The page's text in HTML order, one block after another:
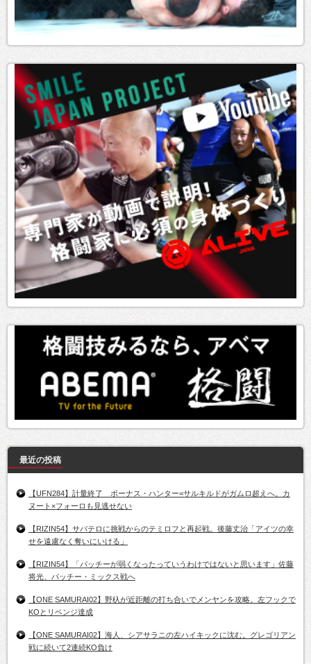
最近の投稿
【UFN284】計量終了 ボーナス・ハンター=サルキルドがガムロ超えへ。カ
ヌート×フォーロも見逃せない
【RIZIN54】サバテロに挑戦からのテミロフと再起戦。後藤丈治「アイツの幸
せを遠慮なく奪いにいける」
【RIZIN54】「パッチーが弱くなったっていうわけではないと思います」佐藤
将光、パッチー・ミックス戦へ
【ONE SAMURAI02】野杁が近距離の打ち合いでメンヤンを攻略。左フックで
KOとリベンジ達成
【ONE SAMURAI02】海人、シアサラニの左ハイキックに沈む。グレゴリアン
戦に続いて2連続KO負け